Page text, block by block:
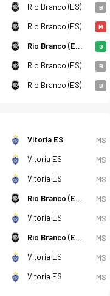
Rio Branco (ES) B
Rio Branco (ES) M
Rio Branco (ES) G
Rio Branco (ES) B
Rio Branco (ES) B
Vitoria ES MS
Vitoria ES MS
Vitoria ES MS
Rio Branco (ES) MS
Vitoria ES MS
Rio Branco (ES) MS
Vitoria ES MS
Vitoria ES MS